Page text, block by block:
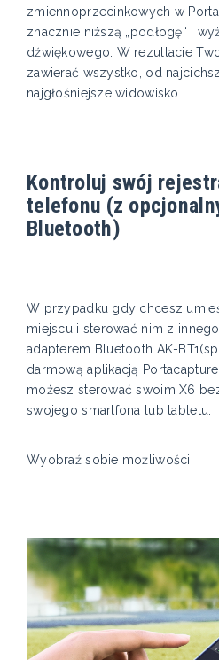
zmiennoprzecinkowych w
znacznie niższą „podłogę“ i
dźwiękowego. W rezultacie
zawierać wszystko, od
najgłośniejsze widowisko.
Kontroluj swój
telefonu (z
Bluetooth)
W przypadku gdy chcesz
miejscu i sterować nim z
adapterem Bluetooth AK-
darmową aplikacją
możesz sterować swoim X6
swojego smartfona lub tabletu.
Wyobraź sobie możliwości!